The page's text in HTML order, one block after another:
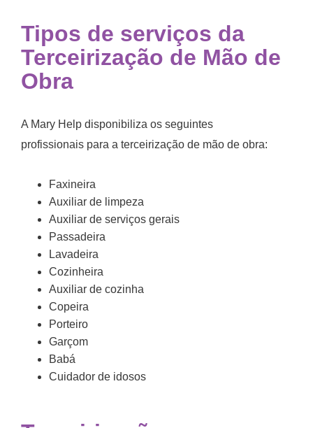
Tipos de serviços da
Terceirização de Mão de
Obra
A Mary Help disponibiliza os seguintes
profissionais para a terceirização de mão de obra:
Faxineira
Auxiliar de limpeza
Auxiliar de serviços gerais
Passadeira
Lavadeira
Cozinheira
Auxiliar de cozinha
Copeira
Porteiro
Garçom
Babá
Cuidador de idosos